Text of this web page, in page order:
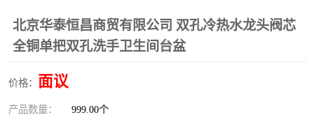
北京华泰恒昌商贸有限公司 双孔冷热水龙头阀芯
全铜单把双孔洗手卫生间台盆
价格： 面议
产品数量： 999.00个